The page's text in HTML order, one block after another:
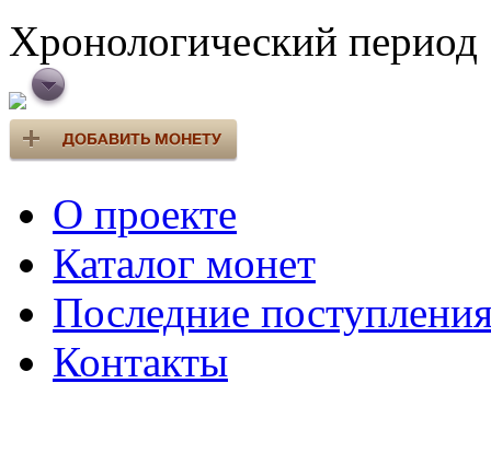
Хронологический период
О проекте
Каталог монет
Последние
Контакты